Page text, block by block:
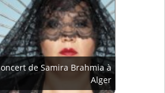
de Samira Brahmia à
Alger